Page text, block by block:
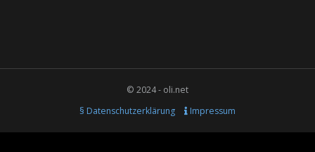
© 2024 - oli.net
§ Datenschutzerklärung
Impressum